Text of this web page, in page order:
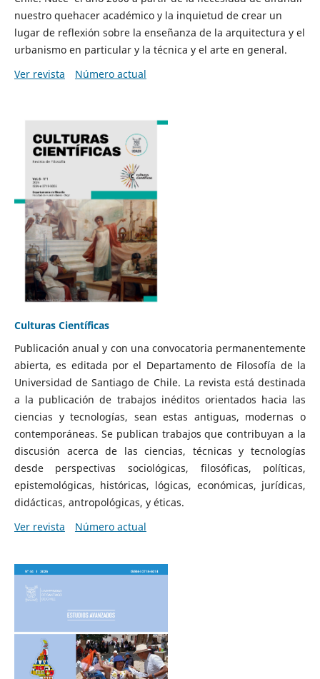
nuestro quehacer académico y la inquietud de crear un
lugar de reflexión sobre la enseñanza de la arquitectura y el
urbanismo en particular y la técnica y el arte en general.
Ver revista
Número actual
Culturas Científicas
Publicación anual y con una convocatoria permanentemente
abierta, es editada por el Departamento de Filosofía de la
Universidad de Santiago de Chile. La revista está destinada
a la publicación de trabajos inéditos orientados hacia las
ciencias y tecnologías, sean estas antiguas, modernas o
contemporáneas. Se publican trabajos que contribuyan a la
discusión acerca de las ciencias, técnicas y tecnologías
desde perspectivas sociológicas, filosóficas, políticas,
epistemológicas, históricas, lógicas, económicas, jurídicas,
didácticas, antropológicas, y éticas.
Ver revista
Número actual